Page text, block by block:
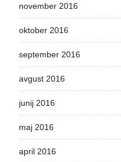
november 2016
oktober 2016
september 2016
avgust 2016
junij 2016
maj 2016
april 2016